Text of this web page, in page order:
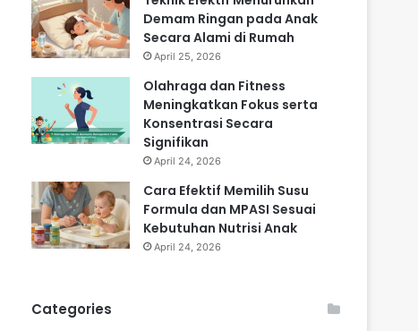
Demam Ringan pada Anak
Secara Alami di Rumah
April 25, 2026
Olahraga dan Fitness
Meningkatkan Fokus serta
Konsentrasi Secara
Signifikan
April 24, 2026
Cara Efektif Memilih Susu
Formula dan MPASI Sesuai
Kebutuhan Nutrisi Anak
April 24, 2026
Categories